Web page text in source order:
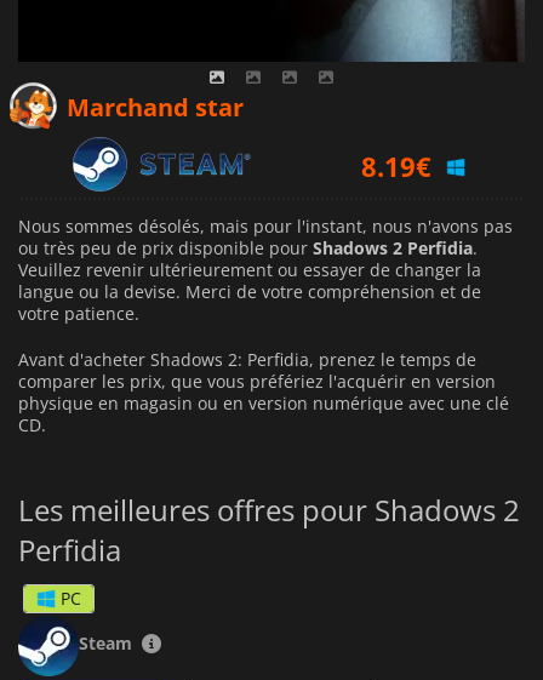
Marchand star
8.19€
Nous sommes désolés, mais pour l'instant, nous n'avons pas
ou très peu de prix disponible pour Shadows 2 Perfidia.
Veuillez revenir ultérieurement ou essayer de changer la
langue ou la devise. Merci de votre compréhension et de
votre patience.
Avant d'acheter Shadows 2: Perfidia, prenez le temps de
comparer les prix, que vous préfériez l'acquérir en version
physique en magasin ou en version numérique avec une clé
CD.
Les meilleures offres pour Shadows 2
Perfidia
PC
Steam